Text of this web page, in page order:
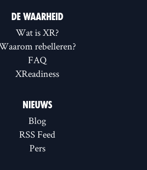
DE WAARHEID
Wat is XR?
rebelleren?
FAQ
XReadiness
NIEUWS
Blog
RSS Feed
Pers